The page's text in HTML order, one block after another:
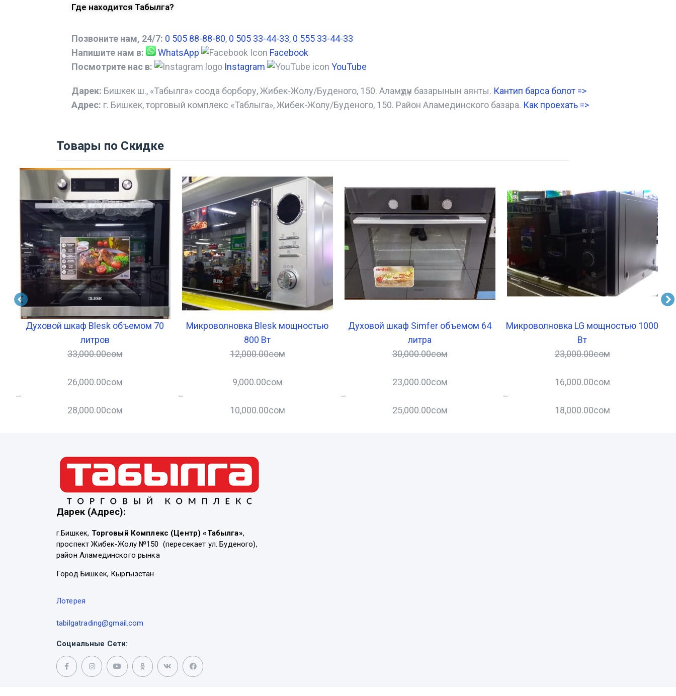
Где находится Табылга?
Позвоните нам, 24/7: 0 505 88-88-80, 0 505 33-44-33, 0 555 33-44-33
Напишите нам в:
WhatsApp
Facebook
Посмотрите нас в:
Instagram YouTube
Дарек: Бишкек ш., «Табылга» соода борбору, Жибек-Жолу/Буденого, 150. Аламүдүн базарынын аянты. Кантип барса болот =>
Адрес: г. Бишкек, торговый комплекс «Таблыга», Жибек-Жолу/Буденого, 150. Район Аламединского базара. Как проехать =>
Товары по Скидке
Духовой шкаф Blesk объемом 70
литров
33,000.00сом
26,000.00сом
–
28,000.00сом
Микроволновка Blesk мощностью
800 Вт
12,000.00сом
9,000.00сом
–
10,000.00сом
Духовой шкаф Simfer объемом 64
литра
30,000.00сом
23,000.00сом
–
25,000.00сом
Микроволновка LG мощностью 1000
Вт
23,000.00сом
16,000.00сом
–
18,000.00сом
Дарек (Адрес):
г.Бишкек, Торговый Комплекс (Центр) «Табылга»,
проспект Жибек-Жолу №150 (пересекает ул. Буденого),
район Аламединского рынка
Город Бишкек, Кыргызстан
Лотерея
tabilgatrading@gmail.com
Социальные Сети: